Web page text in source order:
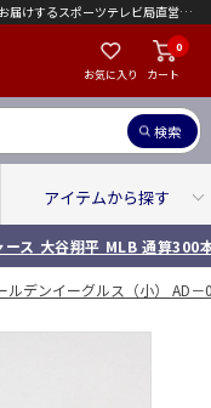
J SPORTSオンラインショップ 国内外の様々なスポーツをお届けするスポーツテレビ局直営店｜会員限定初回ご注文送料無料キャンペーン実施中！
お気に入り カート
0
検索
アイテムから探す
ース 大谷翔平 MLB 通算300
ルデンイーグルス（小） AD－